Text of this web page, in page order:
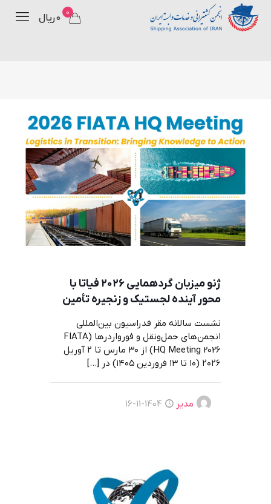
0 ۰ ریال
ژنو میزبان گردهمایی ۲۰۲۶ فیاتا با
محور آینده لجستیک و زنجیره تأمین
نشست سالانه مقر فدراسیون بین‌المللی
انجمن‌های حمل‌ونقل و فورواردرها (FIATA
HQ Meeting 2026) از ۳۰ مارس تا ۲ آوریل
۲۰۲۶ (۱۰ تا ۱۳ فروردین ۱۴۰۵) در
[…]
مدیر 1404-11-16